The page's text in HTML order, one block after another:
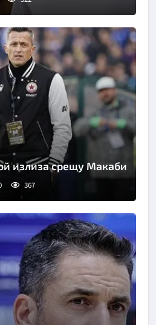
излиза срещу Макаби
367